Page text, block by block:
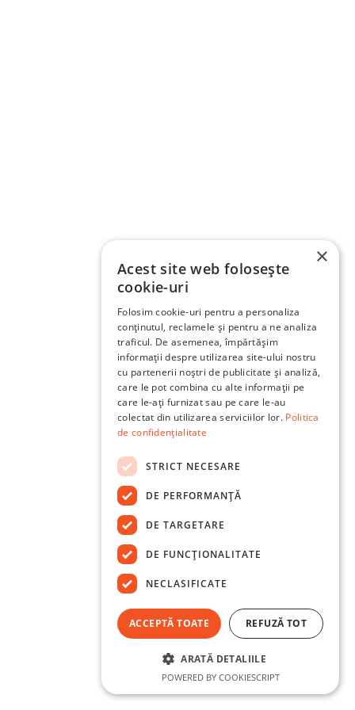
×
Acest site web folosește
cookie-uri
Folosim cookie-uri pentru a personaliza
conținutul, reclamele și pentru a ne analiza
traficul. De asemenea, împărtășim
informații despre utilizarea site-ului nostru
cu partenerii noștri de publicitate și analiză,
care le pot combina cu alte informații pe
care le-ați furnizat sau pe care le-au
colectat din utilizarea serviciilor lor. Politica
de confidențialitate
STRICT NECESARE
DE PERFORMANȚĂ
DE TARGETARE
DE FUNCŢIONALITATE
NECLASIFICATE
ACCEPTĂ TOATE REFUZĂ TOT
ARATĂ DETALIILE
POWERED BY COOKIESCRIPT